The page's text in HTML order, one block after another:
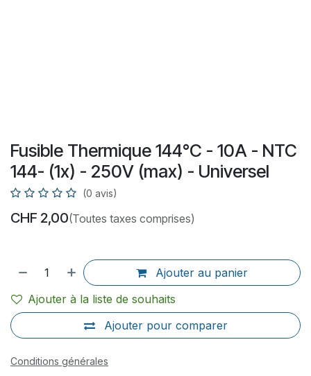
Fusible Thermique 144°C - 10A - NTC
144- (1x) - 250V (max) - Universel
(0 avis)
CHF 2,00(Toutes taxes comprises)
Ajouter au panier
Ajouter pour comparer
Ajouter à la liste de souhaits
Conditions générales